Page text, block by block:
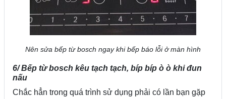
Nên sửa bếp từ bosch ngay khi bếp báo lỗi ở màn hình
6/ Bếp từ bosch kêu tạch tạch, bíp bíp ò ò khi đun
nấu
Chắc hẳn trong quá trình sử dụng phải có lần bạn gặp